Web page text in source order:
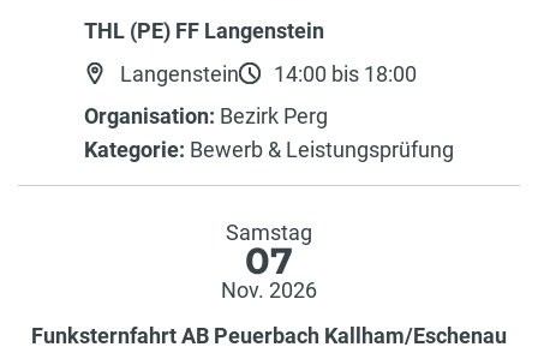
THL (PE) FF Langenstein
Langenstein
14:00 bis 18:00
Organisation: Bezirk Perg
Kategorie: Bewerb & Leistungsprüfung
Samstag
07
Nov. 2026
Funksternfahrt AB Peuerbach Kallham/Eschenau